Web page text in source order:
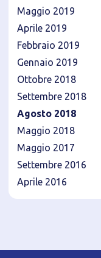
Maggio 2019
Aprile 2019
Febbraio 2019
Gennaio 2019
Ottobre 2018
Settembre 2018
Agosto 2018
Maggio 2018
Maggio 2017
Settembre 2016
Aprile 2016